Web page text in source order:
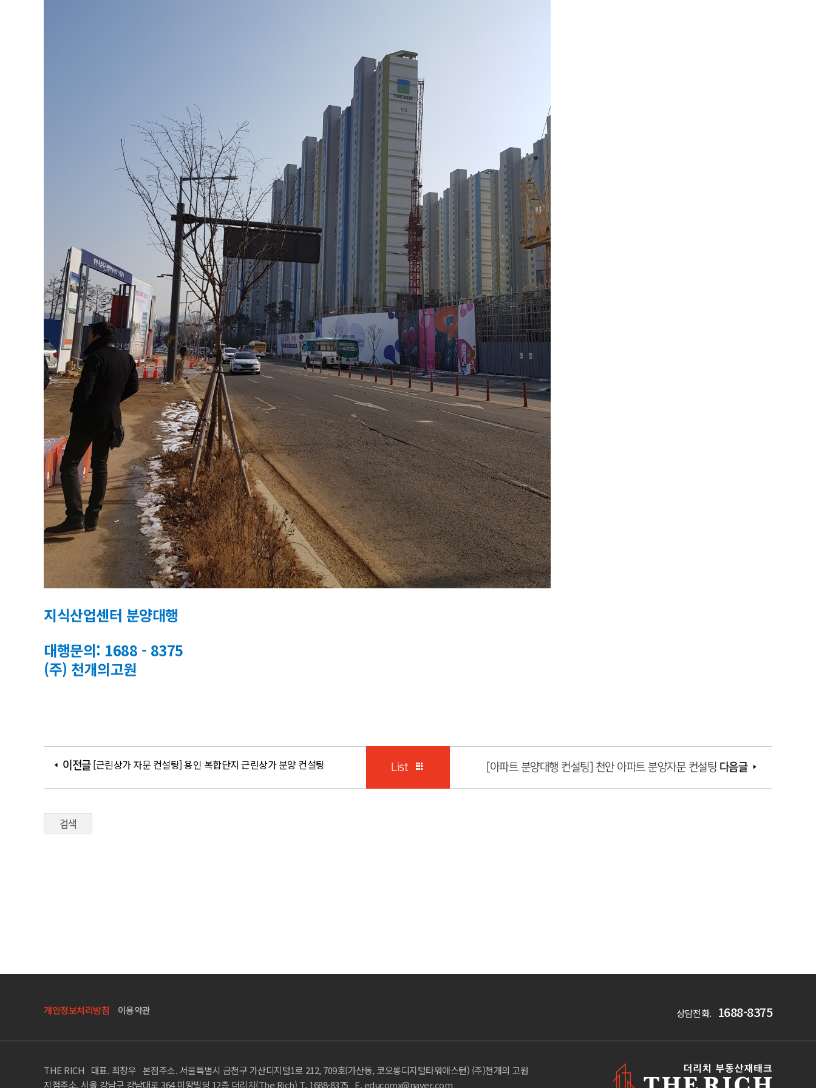
지식산업센터 분양대행
대행문의: 1688 - 8375
(주) 천개의고원
이전글 [근린상가 자문 컨설팅] 용인 복합단지 근린상가 분양 컨설팅 [아파트 분양대행 컨설팅] 천안 아파트 분양자문 컨설팅 다음글
검색
List
개인정보처리방침 이용약관 상담전화. 1688-8375
THE RICH 대표. 최창우 본점주소. 서울특별시 금천구 가산디지털1로 212, 709호(가산동, 코오롱디지털타워애스턴) (주)천개의 고원
지점주소. 서울 강남구 강남대로 364 미왕빌딩 12층 더리치(The Rich) T. 1688-8375 E. educomx@naver.com